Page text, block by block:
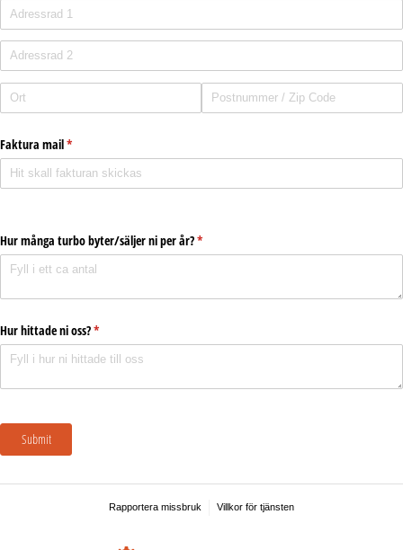
Faktura mail*
(krävs)
Hur många turbo byter/​säljer ni per år?*
(krävs)
Hur hittade ni oss?*
(krävs)
Submit
Rapportera missbruk Villkor för tjänsten